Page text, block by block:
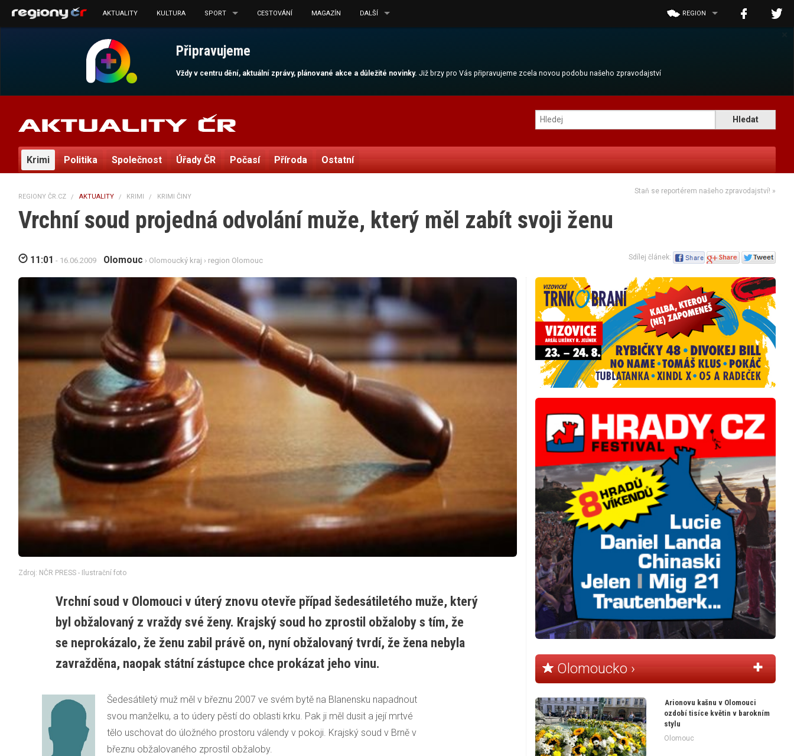
Připravujeme
Vždy v centru dění, aktuální zprávy, plánované akce a důležité novinky.Již brzy pro Vás připravujeme zcela novou podobu našeho zpravodajství
AKTUALITY KULTURA SPORT CESTOVÁNÍ MAGAZÍN DALŠÍ REGION
Krimi Politika Společnost Úřady ČR Počasí Příroda Ostatní
REGIONY ČR.CZ AKTUALITY KRIMI KRIMI ČINY
Staň se reportérem našeho zpravodajství! »
Vrchní soud projedná odvolání muže, který měl zabít svoji ženu
11:01 - 16.06.2009 Olomouc › Olomoucký kraj › region Olomouc Sdílej článek:
Zdroj: NČR PRESS - Ilustrační foto
Vrchní soud v Olomouci v úterý znovu otevře případ šedesátiletého muže, který
byl obžalovaný z vraždy své ženy. Krajský soud ho zprostil obžaloby s tím, že
se neprokázalo, že ženu zabil právě on, nyní obžalovaný tvrdí, že žena nebyla
zavražděna, naopak státní zástupce chce prokázat jeho vinu.
Šedesátiletý muž měl v březnu 2007 ve svém bytě na Blanensku napadnout
svou manželku, a to údery pěstí do oblasti krku. Pak ji měl dusit a její mrtvé
tělo uschovat do úložného prostoru válendy v pokoji. Krajský soud v Brně v
březnu obžalovaného zprostil obžaloby.
Olomoucko ›
Arionovu kašnu v Olomouci
ozdobí tisíce květin v barokním
stylu
Olomouc